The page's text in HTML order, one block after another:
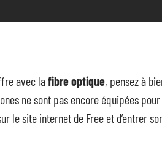
avec lafibre optique, pensez à
ne sont pas encore équipées
le site internet de Free et d’entrer